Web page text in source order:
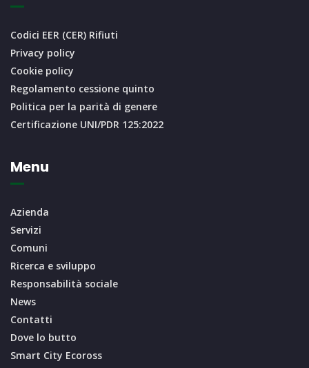
Codici EER (CER) Rifiuti
Privacy policy
Cookie policy
Regolamento cessione quinto
Politica per la parità di genere
Certificazione UNI/PDR 125:2022
Menu
Azienda
Servizi
Comuni
Ricerca e sviluppo
Responsabilità sociale
News
Contatti
Dove lo butto
Smart City Ecoross